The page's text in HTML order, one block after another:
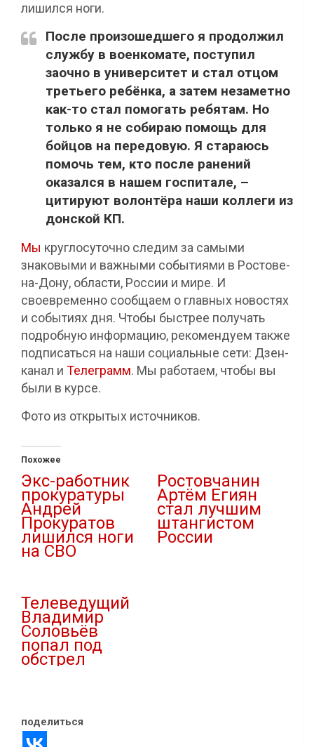
лишился ноги.
После произошедшего я продолжил
службу в военкомате, поступил
заочно в университет и стал отцом
третьего ребёнка, а затем незаметно
как-то стал помогать ребятам. Но
только я не собираю помощь для
бойцов на передовую. Я стараюсь
помочь тем, кто после ранений
оказался в нашем госпитале, –
цитируют волонтёра наши коллеги из
донской КП.
Мы круглосуточно следим за самыми
знаковыми и важными событиями в Ростове-
на-Дону, области, России и мире. И
своевременно сообщаем о главных новостях
и событиях дня. Чтобы быстрее получать
подробную информацию, рекомендуем также
подписаться на наши социальные сети: Дзен-
канал и Телеграмм. Мы работаем, чтобы вы
были в курсе.
Фото из открытых источников.
Похожее
Экс-работник
прокуратуры
Андрей
Прокуратов
лишился ноги
на СВО
Ростовчанин
Артём Егиян
стал лучшим
штангистом
России
Телеведущий
Владимир
Соловьёв
попал под
обстрел
поделиться